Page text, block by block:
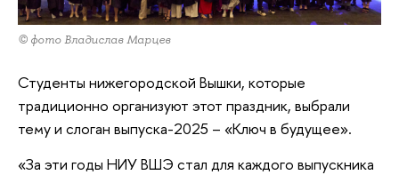
© фото Владислав Марцев
Студенты нижегородской Вышки, которые
традиционно организуют этот праздник, выбрали
тему и слоган выпуска-2025 – «Ключ в будущее».
«За эти годы НИУ ВШЭ стал для каждого выпускника